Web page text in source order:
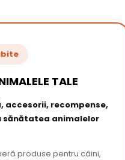
TALE
accesorii, recompense,
sănătatea animalelor
produse pentru câini,